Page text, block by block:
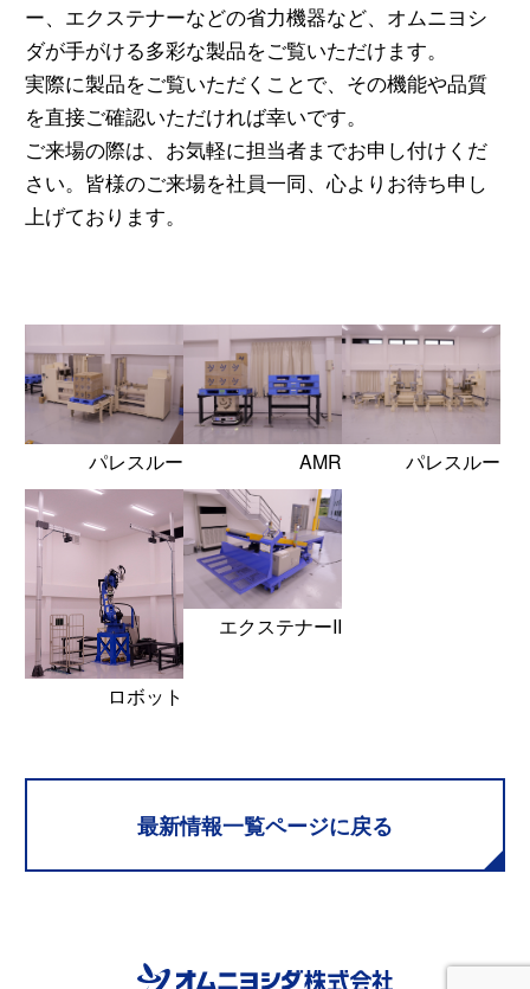
ー、エクステナーなどの省力機器など、オムニヨシ
ダが手がける多彩な製品をご覧いただけます。
実際に製品をご覧いただくことで、その機能や品質
を直接ご確認いただければ幸いです。
ご来場の際は、お気軽に担当者までお申し付けくだ
さい。皆様のご来場を社員一同、心よりお待ち申し
上げております。
パレスルー AMR パレスルー
ロボット
エクステナーII
最新情報一覧ページに戻る